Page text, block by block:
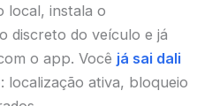
local, instala o
discreto do veículo e já
o app. Você já sai dali
: localização ativa, bloqueio